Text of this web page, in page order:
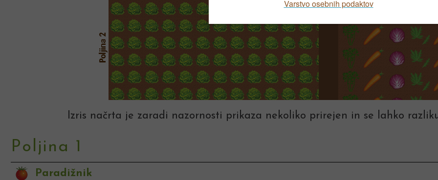
Izris načrta je zaradi nazornosti prikaza nekoliko prirejen in se lahko
Poljina 1
Paradižnik